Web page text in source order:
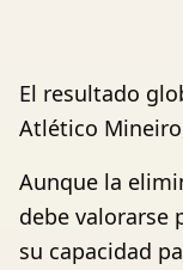
El resultado
Atlético
Aunque la
debe valorarse
su capacidad